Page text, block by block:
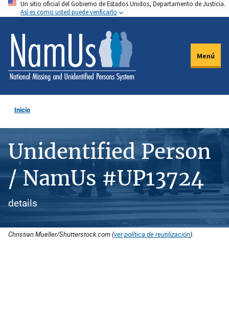
Pasar
al
contenido
principal
Un sitio oficial del Gobierno de Estados Unidos, Departamento de Justicia.
Así es como usted puede verificarlo
Menú
Inicio
Unidentified Person
/ NamUs #UP13724
details
Christian Mueller/Shutterstock.com (ver política de reutilización).